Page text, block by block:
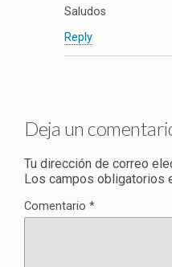
Saludos
Reply
Deja un
Tu dirección de correo
Los campos obligatorios
Comentario *